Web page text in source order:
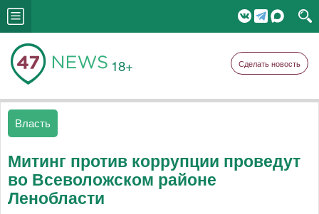
18+ Сделать новость
Власть
Митинг против коррупции проведут
во Всеволожском районе
Ленобласти